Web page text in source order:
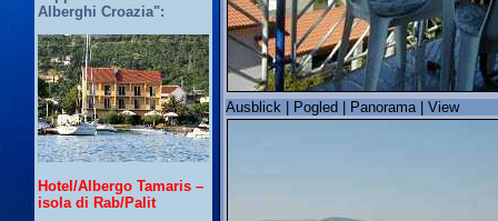
Alberghi Croazia":
Hotel/Albergo Tamaris –
isola di Rab/Palit
Ausblick | Pogled | Panorama | View